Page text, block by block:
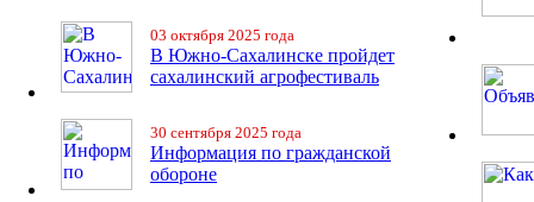
03 октября 2025 года
В Южно-Сахалинске пройдет
сахалинский агрофестиваль
30 сентября 2025 года
Информация по гражданской
обороне